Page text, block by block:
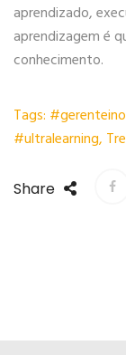
aprendizado,
aprendizagem é
conhecimento.
Tags:
#ultralearning,
Share